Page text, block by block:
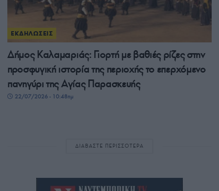
ΕΚΔΗΛΩΣΕΙΣ
Δήμος Καλαμαριάς: Γιορτή με βαθιές ρίζες στην
προσφυγική ιστορία της περιοχής το επερχόμενο
πανηγύρι της Αγίας Παρασκευής
22/07/2026 - 10:48πμ
ΔΙΑΒΑΣΤΕ ΠΕΡΙΣΣΟΤΕΡΑ